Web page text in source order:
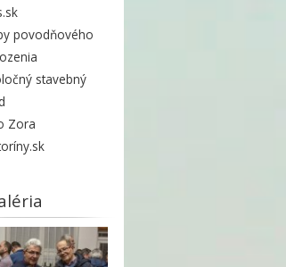
povodňového
stavebný
Zora